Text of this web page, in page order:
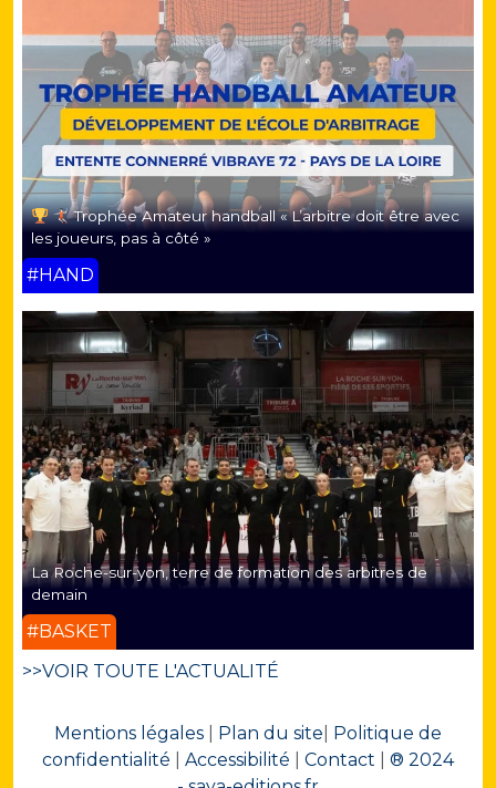
Trophée Amateur handball « L’arbitre doit être avec
les joueurs, pas à côté »
#HAND
La Roche-sur-yon, terre de formation des arbitres de
demain
#BASKET
>>VOIR TOUTE L'ACTUALITÉ
Mentions légales Plan du site
Politique de
confidentialité
Accessibilité Contact
® 2024